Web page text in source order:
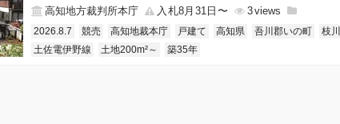
高知地方裁判所本庁
入札8月31日〜 3
2026.8.7 競売 高知地裁本庁 戸建て 高知県 吾川郡いの町 枝
土佐電伊野線
土地200m²～ 築35年